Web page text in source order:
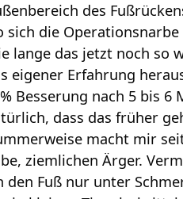
des
sich die
lange das jetzt noch so
eigener Erfahrung
Besserung nach 5 bis
dass das früher
macht mir
ziemlichen Ärger.
den Fuß nur unter